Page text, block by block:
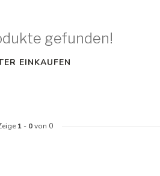
gefunden!
EINKAUFEN
1 - 0von 0